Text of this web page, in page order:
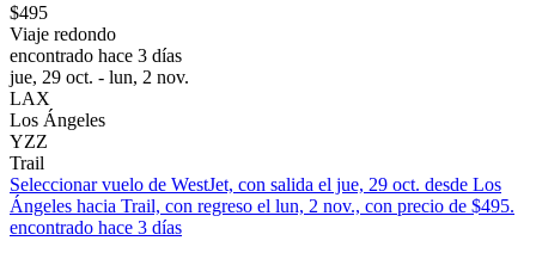
$495
Viaje redondo
encontrado hace 3 días
jue, 29 oct. - lun, 2 nov.
LAX
Los Ángeles
YZZ
Trail
Seleccionar vuelo de WestJet, con salida el jue, 29 oct. desde Los
Ángeles hacia Trail, con regreso el lun, 2 nov., con precio de $495.
encontrado hace 3 días